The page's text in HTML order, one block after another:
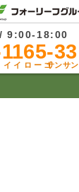
/ 9:00-18:00
33
イイローゴサンサン